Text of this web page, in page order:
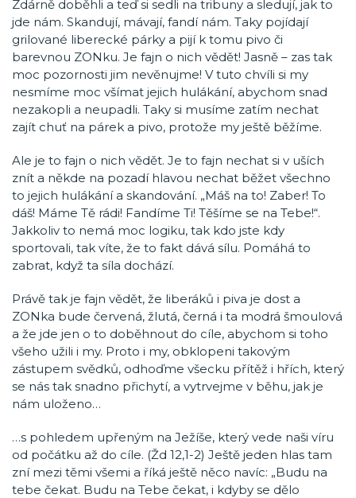
Zdárně doběhli a teď si sedli na tribuny a sledují, jak to
jde nám. Skandují, mávají, fandí nám. Taky pojídají
grilované liberecké párky a pijí k tomu pivo či
barevnou ZONku. Je fajn o nich vědět! Jasně – zas tak
moc pozornosti jim nevěnujme! V tuto chvíli si my
nesmíme moc všímat jejich hulákání, abychom snad
nezakopli a neupadli. Taky si musíme zatím nechat
zajít chuť na párek a pivo, protože my ještě běžíme.
Ale je to fajn o nich vědět. Je to fajn nechat si v uších
znít a někde na pozadí hlavou nechat běžet všechno
to jejich hulákání a skandování. „Máš na to! Zaber! To
dáš! Máme Tě rádi! Fandíme Ti! Těšíme se na Tebe!“.
Jakkoliv to nemá moc logiku, tak kdo jste kdy
sportovali, tak víte, že to fakt dává sílu. Pomáhá to
zabrat, když ta síla dochází.
Právě tak je fajn vědět, že liberáků i piva je dost a
ZONka bude červená, žlutá, černá i ta modrá šmoulová
a že jde jen o to doběhnout do cíle, abychom si toho
všeho užili i my. Proto i my, obklopeni takovým
zástupem svědků, odhoďme všecku přítěž i hřích, který
se nás tak snadno přichytí, a vytrvejme v běhu, jak je
nám uloženo…
…s pohledem upřeným na Ježíše, který vede naši víru
od počátku až do cíle. (Žd 12,1-2) Ještě jeden hlas tam
zní mezi těmi všemi a říká ještě něco navíc: „Budu na
tebe čekat. Budu na Tebe čekat, i kdyby se dělo